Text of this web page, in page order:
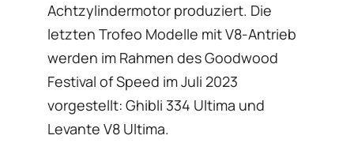
Achtzylindermotor produziert. Die
letzten Trofeo Modelle mit V8-Antrieb
werden im Rahmen des Goodwood
Festival of Speed im Juli 2023
vorgestellt: Ghibli 334 Ultima und
Levante V8 Ultima.